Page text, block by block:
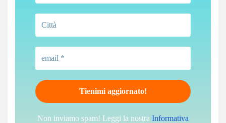
Non inviamo spam! Leggi la nostra Informativa